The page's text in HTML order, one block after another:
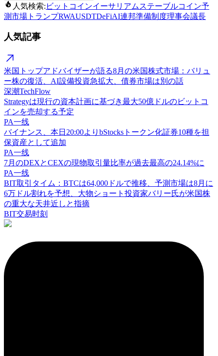
人気検索: ビットコインイーサリアム ステーブルコイン予
測市場 トランプRWAUSDTDeFiAI連邦準備制度理事会議長
人気記事
米国トップアドバイザーが語る8月の米国株式市場：バリュ
ー株の復活、AI設備投資急拡大、債券市場は別の話
深潮TechFlow
Strategyは現行の資本計画に基づき最大50億ドルのビットコ
インを売却する予定
PA一线
バイナンス、本日20:00よりbStocksトークン化証券10種を担
保資産として追加
PA一线
7月のDEXとCEXの現物取引量比率が過去最高の24.14%に
PA一线
BIT取引タイム：BTCは64,000ドルで推移、予測市場は8月に
6万ドル割れを予想、大物ショート投資家バリー氏が米国株
の重大な天井近しと指摘
BIT交易时刻